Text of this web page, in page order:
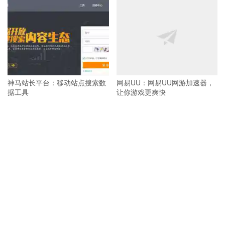
神马站长平台：移动站点搜索数
据工具
网易UU：网易UU网游加速器，
让你游戏更爽快